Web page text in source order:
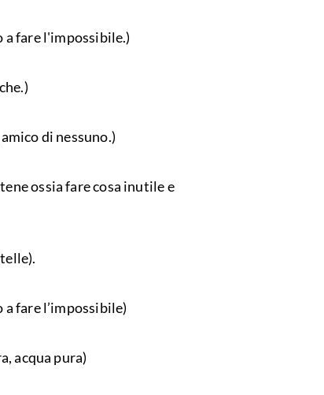
a fare l'impossibile.)
di nessuno.)
ossia fare cosa inutile e
fare l’impossibile)
acqua pura)